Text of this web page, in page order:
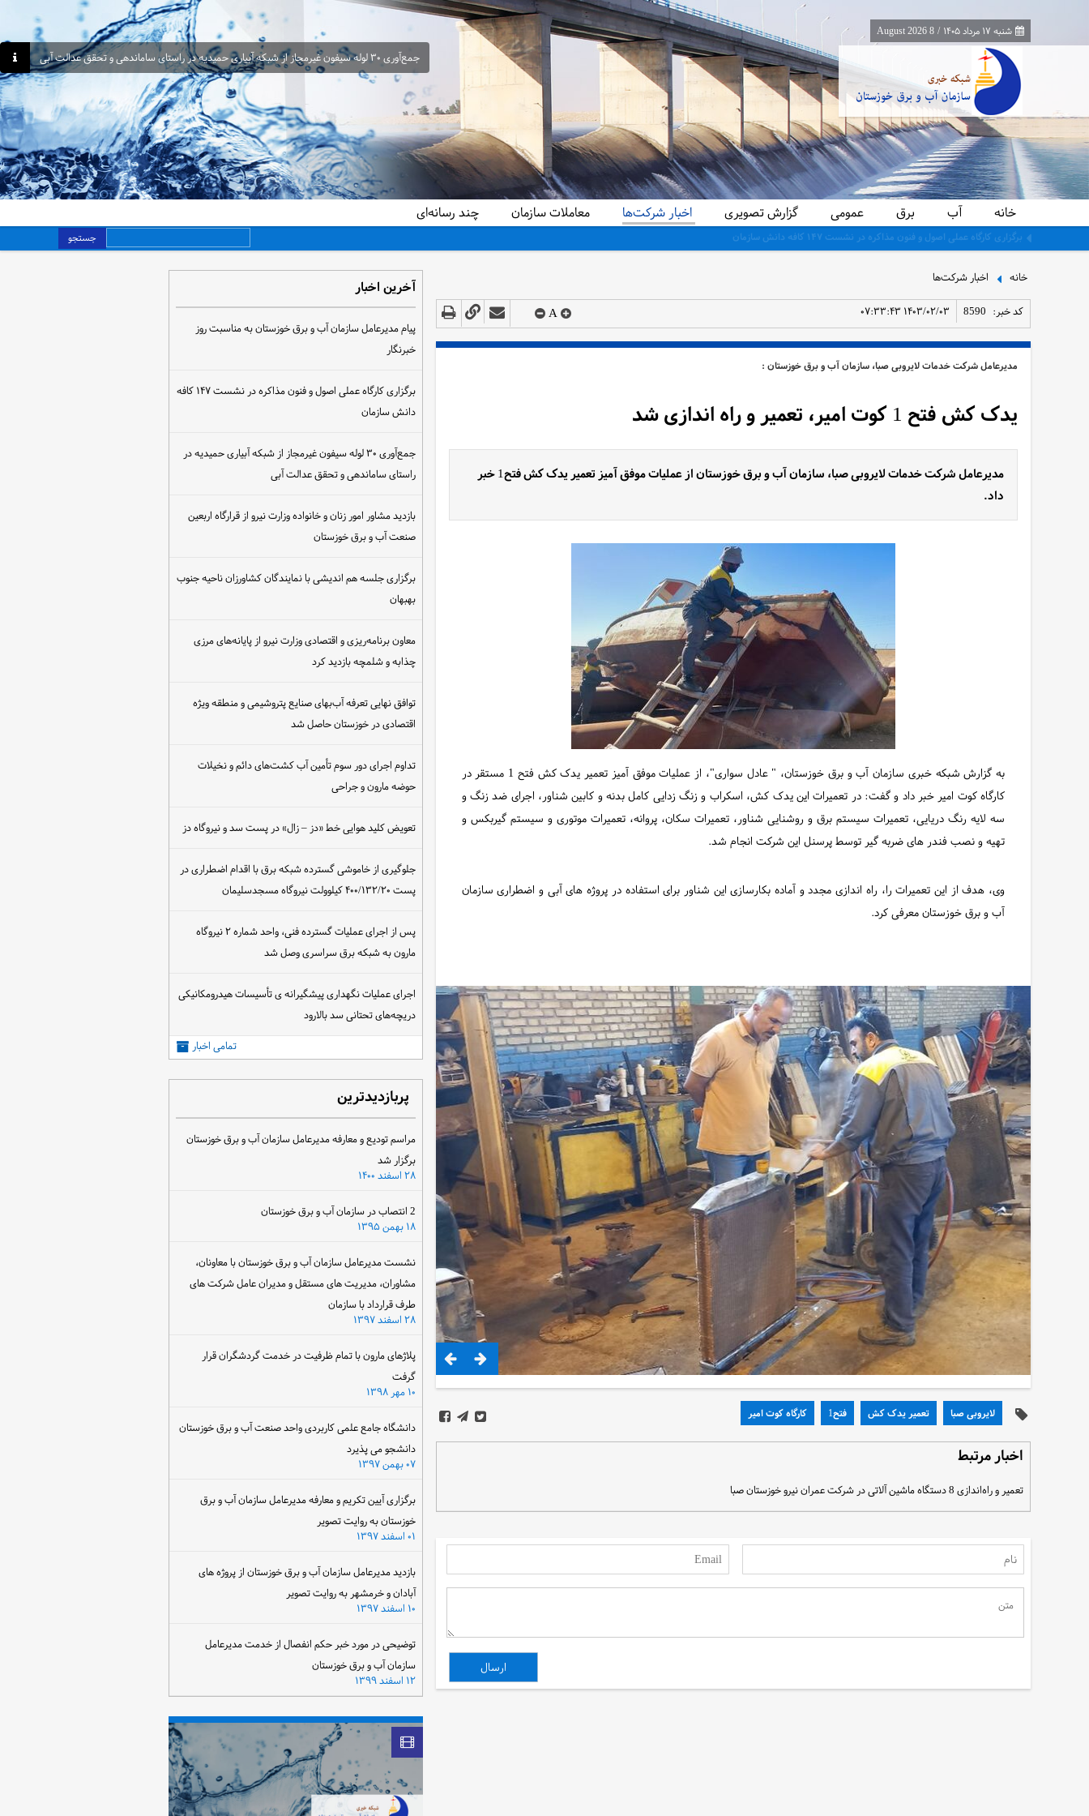
شنبه ۱۷ مرداد ۱۴۰۵ /
8 August 2026
جمع‌آوری ۳۰ لوله سیفون غیرمجاز از شبکه آبیاری حمیدیه در راستای ساماندهی و تحقق عدالت آبی
خانه آب برق عمومی گزارش تصویری اخبار شرکت‌ها معاملات سازمان چند رسانه‌ای
جمع‌آوری ۳۰ لوله سیفون غیرمجاز از شبکه آبیاری حمیدیه در راستای ساماندهی و تحقق عدالت آبی جستجو
خانه اخبار شرکت‌ها
کد خبر: 8590 ۱۴۰۳/۰۲/۰۳ ۰۷:۳۳:۴۳ A
مدیرعامل شرکت خدمات لایروبی صبا، سازمان آب و برق خوزستان :
یدک کش فتح 1 کوت امیر، تعمیر و راه اندازی شد
مدیرعامل شرکت خدمات لایروبی صبا، سازمان آب و برق خوزستان از عملیات موفق آمیز تعمیر یدک کش فتح1 خبر
داد.
به گزارش شبکه خبری سازمان آب و برق خوزستان، " عادل سواری"، از عملیات موفق آمیز تعمیر یدک کش فتح 1 مستقر در
کارگاه کوت امیر خبر داد و گفت: در تعمیرات این یدک کش، اسکراب و زنگ زدایی کامل بدنه و کابین شناور، اجرای ضد زنگ و
سه لایه رنگ دریایی، تعمیرات سیستم برق و روشنایی شناور، تعمیرات سکان، پروانه، تعمیرات موتوری و سیستم گیربکس و
تهیه و نصب فندر های ضربه گیر توسط پرسنل این شرکت انجام شد.
وی، هدف از این تعمیرات را، راه اندازی مجدد و آماده بکارسازی این شناور برای استفاده در پروژه های آبی و اضطراری سازمان
آب و برق خوزستان معرفی کرد.
لایروبی صبا تعمیر یدک کش فتح1 کارگاه کوت امیر
اخبار مرتبط
تعمیر و راه‌اندازی 8 دستگاه ماشین آلاتی در شرکت عمران نیرو خوزستان صبا
آخرین اخبار
پیام مدیرعامل سازمان آب و برق خوزستان به مناسبت روز
خبرنگار
برگزاری کارگاه عملی اصول و فنون مذاکره در نشست ۱۴۷ کافه
دانش سازمان
جمع‌آوری ۳۰ لوله سیفون غیرمجاز از شبکه آبیاری حمیدیه در
راستای ساماندهی و تحقق عدالت آبی
بازدید مشاور امور زنان و خانواده وزارت نیرو از قرارگاه اربعین
صنعت آب و برق خوزستان
برگزاری جلسه هم اندیشی با نمایندگان کشاورزان ناحیه جنوب
بهبهان
معاون برنامه‌ریزی و اقتصادی وزارت نیرو از پایانه‌های مرزی
چذابه و شلمچه بازدید کرد
توافق نهایی تعرفه آب‌بهای صنایع پتروشیمی و منطقه ویژه
اقتصادی در خوزستان حاصل شد
تداوم اجرای دور سوم تأمین آب کشت‌های دائم و نخیلات
حوضه مارون و جراحی
تعویض کلید هوایی خط «دز – زال» در پست سد و نیروگاه دز
جلوگیری از خاموشی گسترده شبکه برق با اقدام اضطراری در
پست ۴۰۰/۱۳۲/۲۰ کیلوولت نیروگاه مسجدسلیمان
پس از اجرای عملیات گسترده فنی، واحد شماره ۲ نیروگاه
مارون به شبکه برق سراسری وصل شد
اجرای عملیات نگهداری پیشگیرانه ی تأسیسات هیدرومکانیکی
دریچه‌های تحتانی سد بالارود
تمامی اخبار
پربازدیدترین
مراسم تودیع و معارفه مدیرعامل سازمان آب و برق خوزستان
برگزار شد
۲۸ اسفند ۱۴۰۰
2 انتصاب در سازمان آب و برق خوزستان
۱۸ بهمن ۱۳۹۵
نشست مدیرعامل سازمان آب و برق خوزستان با معاونان،
مشاوران، مدیریت های مستقل و مدیران عامل شرکت های
طرف قرارداد با سازمان
۲۸ اسفند ۱۳۹۷
پلاژهای مارون با تمام ظرفیت در خدمت گردشگران قرار
گرفت
۱۰ مهر ۱۳۹۸
دانشگاه جامع علمی کاربردی واحد صنعت آب و برق خوزستان
دانشجو می پذیرد
۰۷ بهمن ۱۳۹۷
برگزاری آیین تکریم و معارفه مدیرعامل سازمان آب و برق
خوزستان به روایت تصویر
۰۱ اسفند ۱۳۹۷
بازدید مدیرعامل سازمان آب و برق خوزستان از پروژه های
آبادان و خرمشهر به روایت تصویر
۱۰ اسفند ۱۳۹۷
توضیحی در مورد خبر حکم انفصال از خدمت مدیرعامل
سازمان آب و برق خوزستان
۱۲ اسفند ۱۳۹۹